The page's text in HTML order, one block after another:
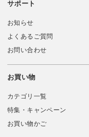
サポート
お知らせ
よくあるご質問
お問い合わせ
お買い物
カテゴリ一覧
特集・キャンペーン
お買い物かご